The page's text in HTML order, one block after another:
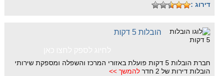
דירוג :
הובלות 5 דקות
חברת הובלות 5 דקות פועלת באזורי המרכז והשפלה ומספקת שירותי
הובלות דירות של 2 חדר
להמשך >>